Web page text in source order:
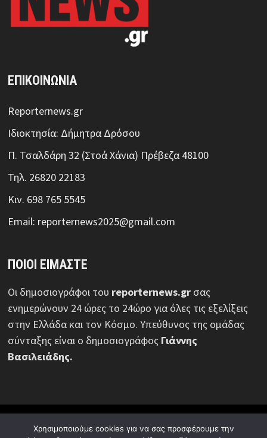
ΕΠΙΚΟΙΝΩΝΙΑ
Reporternews.gr
Ιδιοκτησία: Δήμητρα Δρόσου
Π. Τσαλδάρη 32 (Στοά Χάνια) Πρέβεζα 48100
Τηλ. 26820 22183
Κιν. 698 765 5545
Email: reporternews2025@gmail.com
ΠΟΙΟΙ ΕΙΜΑΣΤΕ
Οι δημοσιογράφοι του reporternews.gr σας
ενημερώνουν 24 ώρες το 24ώρο για όλες τις εξελίξεις
στην Ελλάδα και τον Κόσμο. Υπεύθυνος της ομάδας
σύνταξης είναι ο δημοσιογράφος Γιάννης
Βασιλειάδης.
© Reporternews.gr - 2026 | Με επιφύλαξη κάθε νόμιμου
Χρησιμοποιούμε cookies για να σας προσφέρουμε την